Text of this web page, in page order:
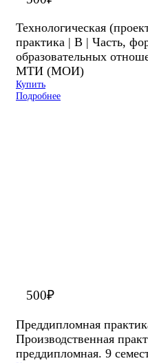
Технологическая
практика | В | Часть,
образовательных
МТИ (МОИ)
Купить
Подробнее
500₽
Преддипломная
Производственная
преддипломная. 9